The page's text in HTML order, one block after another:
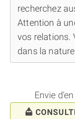
recherchez
Attention à
vos relations.
dans la
Envie